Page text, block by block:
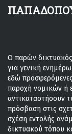
Ο παρών
για γενική
εδώ
παροχή νομικών ή
αντικαταστήσουν
πρόσβαση στις
σχέση εντολής
δικτυακού τόπου